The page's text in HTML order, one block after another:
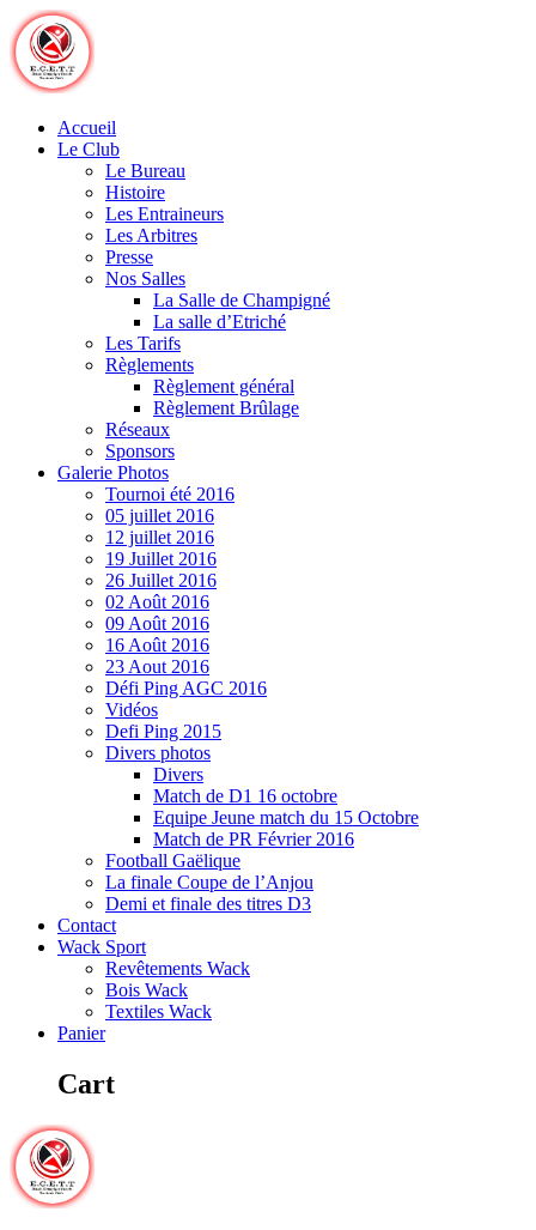
Skip
to
content
Accueil
Le Club
Le Bureau
Histoire
Les Entraineurs
Les Arbitres
Presse
Nos Salles
La Salle de Champigné
La salle d’Etriché
Les Tarifs
Règlements
Règlement général
Règlement Brûlage
Réseaux
Sponsors
Galerie Photos
Tournoi été 2016
05 juillet 2016
12 juillet 2016
19 Juillet 2016
26 Juillet 2016
02 Août 2016
09 Août 2016
16 Août 2016
23 Aout 2016
Défi Ping AGC 2016
Vidéos
Defi Ping 2015
Divers photos
Divers
Match de D1 16 octobre
Equipe Jeune match du 15 Octobre
Match de PR Février 2016
Football Gaëlique
La finale Coupe de l’Anjou
Demi et finale des titres D3
Contact
Wack Sport
Revêtements Wack
Bois Wack
Textiles Wack
Panier
Cart